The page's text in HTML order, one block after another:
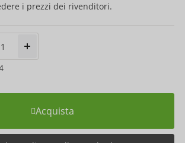
i prezzi dei rivenditori.
Acquista